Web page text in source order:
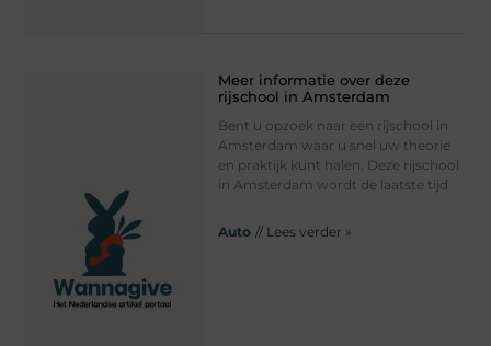
Meer informatie over deze
rijschool in Amsterdam
Bent u opzoek naar een rijschool in
Amsterdam waar u snel uw theorie
en praktijk kunt halen. Deze rijschool
in Amsterdam wordt de laatste tijd
Auto // Lees verder »